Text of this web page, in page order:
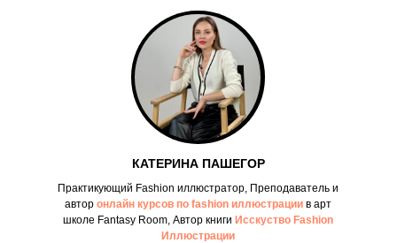
КАТЕРИНА ПАШЕГОР
Практикующий Fashion иллюстратор, Преподаватель и
автор онлайн курсов по fashion иллюстрации в арт
школе Fantasy Room, Автор книги Исскуство Fashion
Иллюстрации